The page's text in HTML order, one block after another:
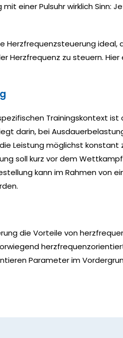
einer Pulsuhr wirklich Sinn:
Herzfrequenzsteuerung
Herzfrequenz zu steuern.
Trainingskontext
darin, bei
Leistung möglichst
soll kurz vor dem
kann im Rahmen von
die Vorteile von
Parameter im